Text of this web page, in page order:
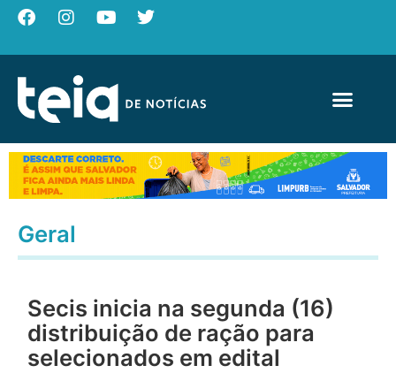
Geral
Secis inicia na segunda (16)
distribuição de ração para
selecionados em edital